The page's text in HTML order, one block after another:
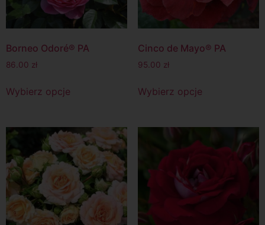
Borneo Odoré® PA
86.00 zł
Wybierz opcje
Cinco de Mayo® PA
95.00 zł
Wybierz opcje